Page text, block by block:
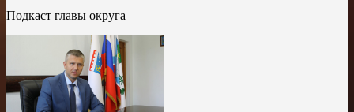
Подкаст главы округа